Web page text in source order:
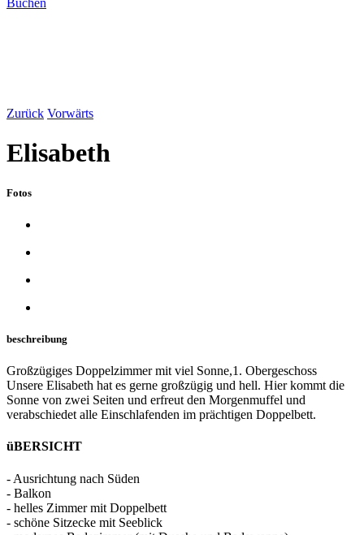
Buchen
Zurück Vorwärts
Elisabeth
Fotos
beschreibung
Großzügiges Doppelzimmer mit viel Sonne,1. Obergeschoss
Unsere Elisabeth hat es gerne großzügig und hell. Hier kommt die
Sonne von zwei Seiten und erfreut den Morgenmuffel und
verabschiedet alle Einschlafenden im prächtigen Doppelbett.
üBERSICHT
- Ausrichtung nach Süden
- Balkon
- helles Zimmer mit Doppelbett
- schöne Sitzecke mit Seeblick